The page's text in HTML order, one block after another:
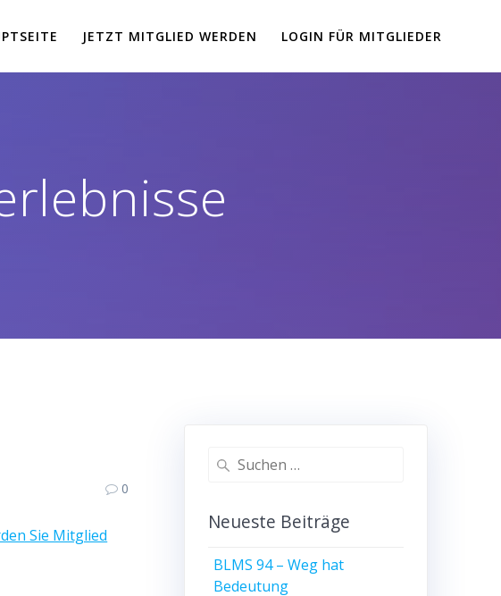
JETZT MITGLIED WERDEN LOGIN FÜR MITGLIEDER
0
Sie Mitglied
Suche
Neueste Beiträge
BLMS 94 – Weg hat
Bedeutung